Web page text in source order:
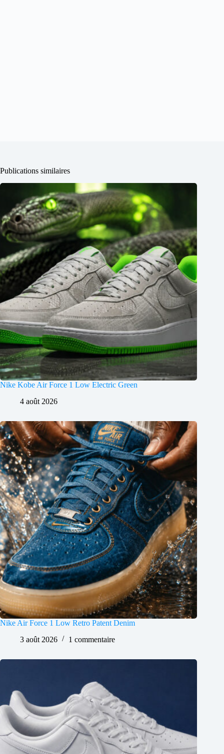
Publications similaires
Nike Kobe Air Force 1 Low Electric Green
4 août 2026
Nike Air Force 1 Low Retro Patent Denim
3 août 2026
1 commentaire